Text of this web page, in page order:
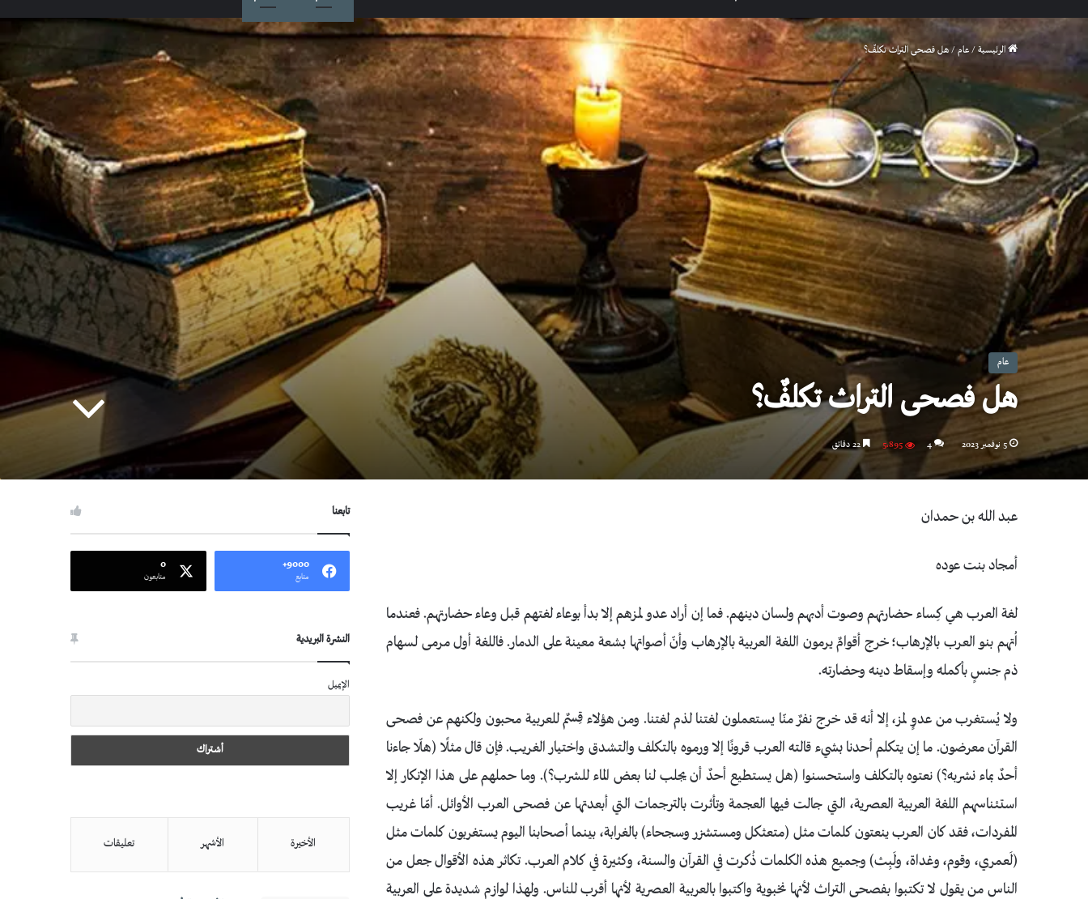
الرئيسية / عام / هل فصحى التراث تكلفٌ؟
عام
هل فصحى التراث تكلفٌ؟
5 نوفمبر 2023 4 5٬895
عبد الله بن حمدان
أمجاد بنت عوده
لغة العرب هي كِساء حضارتهم وصوت أدبهم ولسان دينهم. فما إن أراد عدو لمزهم إلا بدأ بوعاء لغتهم قبل وعاء حضارتهم. فعندما
اُتهم بنو العرب بالإرهاب؛ خرج أقوامٌ يرمون اللغة العربية بالإرهاب وأنّ أصواتها بشعة معينة على الدمار. فاللغة أول مرمى لسهام
ذم جنسٍ بأكمله وإسقاط دينه وحضارته.
ولا يُستغرب من عدوٍ لمز، إلا أنه قد خرج نفرٌ منّا يستعملون لغتنا لذم لغتنا. ومن هؤلاء قِسمٌ للعربية محبون ولكنهم عن فصحى
القرآن معرضون. ما إن يتكلم أحدنا بشيء قالته العرب قرونًا إلا ورموه بالتكلف والتشدق واختيار الغريب. فإن قال مثلًا (هلّا جاءنا
أحدٌ بماء نشربه؟) نعتوه بالتكلف واستحسنوا (هل يستطيع أحدٌ أن يجلب لنا بعض الماء للشرب؟). وما حملهم على هذا الإنكار إلا
استئناسهم اللغة العربية العصرية، التي جالت فيها العجمة وتأثرت بالترجمات التي أبعدتها عن فصحى العرب الأوائل. أمّا غريب
المفردات، فقد كان العرب ينعتون كلمات مثل (متعثكل ومستشزر وسجحاء) بالغرابة، بينما أصحابنا اليوم يستغربون كلمات مثل
(لَعمري، وقوم، وغداة، ولَبِث) وجميع هذه الكلمات ذُكرت في القرآن والسنة، وكثيرة في كلام العرب. تكاثر هذه الأقوال جعل من
الناس من يقول لا تكتبوا بفصحى التراث لأنها نخبوية واكتبوا بالعربية العصرية لأنها أقرب للناس. ولهذا لوازم شديدة على العربية
تابعنا
9000+
متابع
0
متابعون
النشرة البريدية
الإيميل
الأخيرة الأشهر تعليقات